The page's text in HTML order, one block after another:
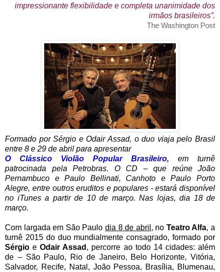
impressionante flexibilidade e completa unanimidade dos
irmãos brasileiros”.
The Washington Post
Formado por Sérgio e Odair Assad, o duo viaja pelo Brasil
entre 8 e 29 de abril para apresentar
O Clássico Violão Popular Brasileiro, em turnê
patrocinada pela
Petrobras. O CD – que reúne João
Pernambuco e Paulo Bellinati, Canhoto e Paulo Porto
Alegre, entre outros eruditos e populares - estará disponível
no iTunes a partir de 10 de março. Nas lojas, dia 18 de
março.
Com largada em São Paulo dia 8 de abril , no Teatro Alfa, a
turnê 2015 do duo mundialmente consagrado, formado por
Sérgio eOdair Assad , percorre ao todo 14 cidades: além
de – São Paulo, Rio de Janeiro, Belo Horizonte, Vitória,
Salvador, Recife, Natal, João Pessoa, Brasília, Blumenau,